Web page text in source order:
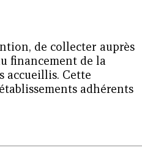
de collecter auprès
financement de la
accueillis. Cette
adhérents